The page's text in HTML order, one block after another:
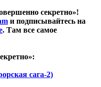
секретно»!
и подписывайтесь на
. Там все самое
сага-2)